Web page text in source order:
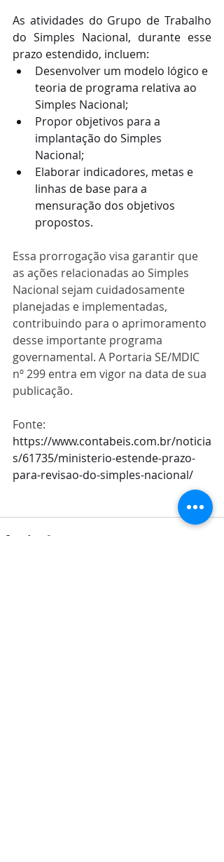
As atividades do Grupo de Trabalho
do Simples Nacional, durante esse
prazo estendido, incluem:
Desenvolver um modelo lógico e
teoria de programa relativa ao
Simples Nacional;
Propor objetivos para a
implantação do Simples
Nacional;
Elaborar indicadores, metas e
linhas de base para a
mensuração dos objetivos
propostos.
Essa prorrogação visa garantir que
as ações relacionadas ao Simples
Nacional sejam cuidadosamente
planejadas e implementadas,
contribuindo para o aprimoramento
desse importante programa
governamental. A Portaria SE/MDIC
nº 299 entra em vigor na data de sua
publicação.
Fonte:
https://www.contabeis.com.br/noticia
s/61735/ministerio-estende-prazo-
para-revisao-do-simples-nacional/